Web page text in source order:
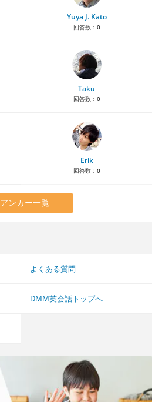
Yuya J. Kato
回答数： 0
Taku
回答数： 0
Erik
回答数： 0
アンカー一覧
よくある質問
DMM英会話トップへ